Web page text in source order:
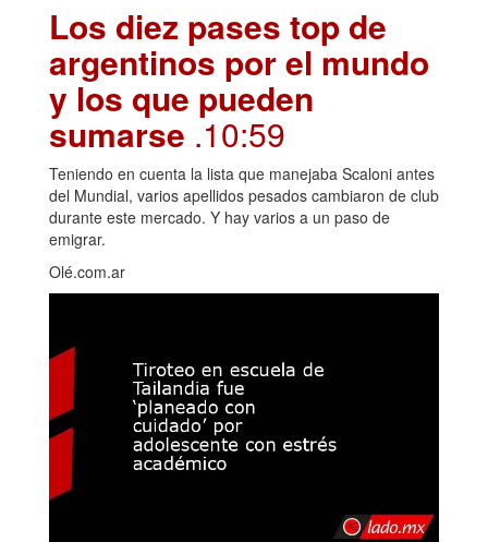
Los diez pases top de
argentinos por el mundo
y los que pueden
sumarse .10:59
Teniendo en cuenta la lista que manejaba Scaloni antes
del Mundial, varios apellidos pesados cambiaron de club
durante este mercado. Y hay varios a un paso de
emigrar.
Olé.com.ar